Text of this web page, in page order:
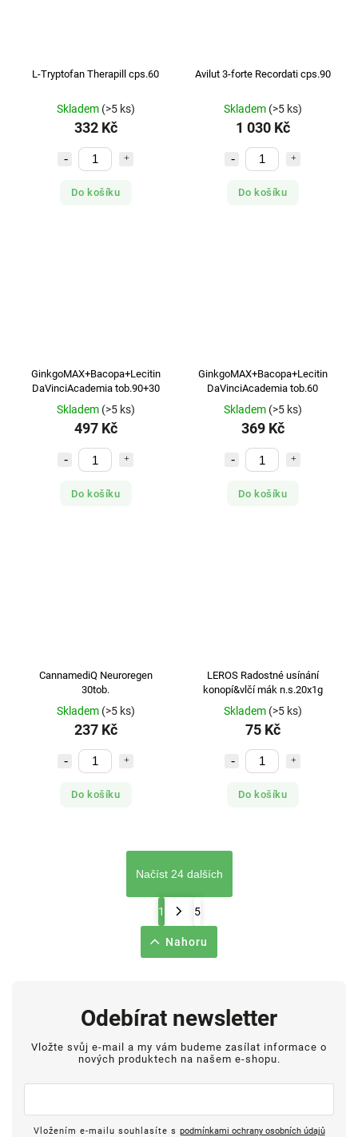
L-Tryptofan Therapill cps.60
Skladem (>5 ks)
332 Kč
Do košíku
Avilut 3-forte Recordati cps.90
Skladem (>5 ks)
1 030 Kč
Do košíku
GinkgoMAX+Bacopa+Lecitin
DaVinciAcademia tob.90+30
Skladem (>5 ks)
497 Kč
Do košíku
GinkgoMAX+Bacopa+Lecitin
DaVinciAcademia tob.60
Skladem (>5 ks)
369 Kč
Do košíku
CannamediQ Neuroregen
30tob.
Skladem (>5 ks)
237 Kč
Do košíku
LEROS Radostné usínání
konopí&vlčí mák n.s.20x1g
Skladem (>5 ks)
75 Kč
Do košíku
Načíst 24 dalších
1 5
Nahoru
Odebírat newsletter
Vložte svůj e-mail a my vám budeme zasílat informace o
nových produktech na našem e-shopu.
Vložením e-mailu souhlasíte s podmínkami ochrany osobních údajů